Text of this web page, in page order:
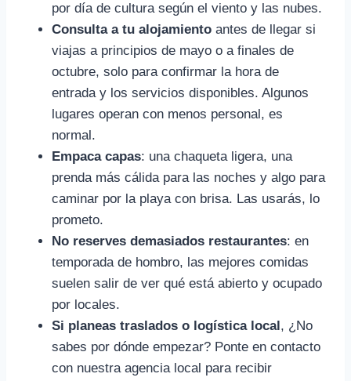
por día de cultura según el viento y las nubes.
Consulta a tu alojamiento antes de llegar si
viajas a principios de mayo o a finales de
octubre, solo para confirmar la hora de
entrada y los servicios disponibles. Algunos
lugares operan con menos personal, es
normal.
Empaca capas: una chaqueta ligera, una
prenda más cálida para las noches y algo para
caminar por la playa con brisa. Las usarás, lo
prometo.
No reserves demasiados restaurantes: en
temporada de hombro, las mejores comidas
suelen salir de ver qué está abierto y ocupado
por locales.
Si planeas traslados o logística local, ¿No
sabes por dónde empezar? Ponte en contacto
con nuestra agencia local para recibir